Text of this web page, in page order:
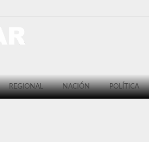
REGIONAL NACIÓN POLÍTICA